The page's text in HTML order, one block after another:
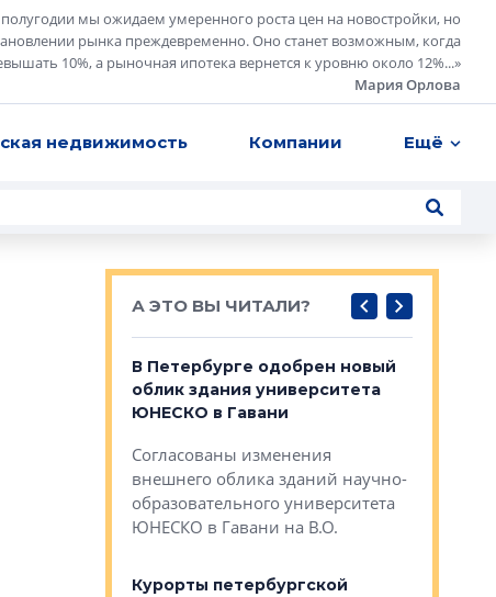
мы ожидаем умеренного роста цен на новостройки, но
рынка преждевременно. Оно станет возможным, когда
10%, а рыночная ипотека вернется к уровню около 12%...»
Мария Орлова
недвижимость Компании Ещё
А ЭТО ВЫ ЧИТАЛИ?
— антидот
В Петербурге одобрен новый
облик здания университета
ЮНЕСКО в Гавани
Согласованы изменения
внешнего облика зданий научно-
образовательного университета
ЮНЕСКО в Гавани на В.О.
Курорты петербургской